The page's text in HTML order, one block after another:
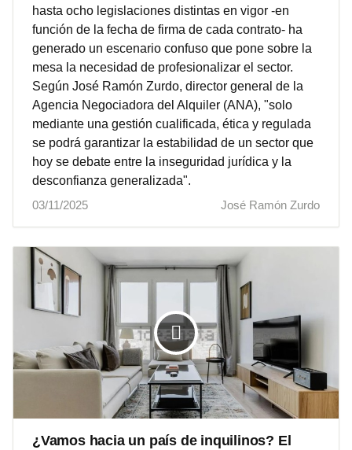
hasta ocho legislaciones distintas en vigor -en
función de la fecha de firma de cada contrato- ha
generado un escenario confuso que pone sobre la
mesa la necesidad de profesionalizar el sector.
Según José Ramón Zurdo, director general de la
Agencia Negociadora del Alquiler (ANA), "solo
mediante una gestión cualificada, ética y regulada
se podrá garantizar la estabilidad de un sector que
hoy se debate entre la inseguridad jurídica y la
desconfianza generalizada".
03/11/2025
José Ramón Zurdo
¿Vamos hacia un país de inquilinos? El